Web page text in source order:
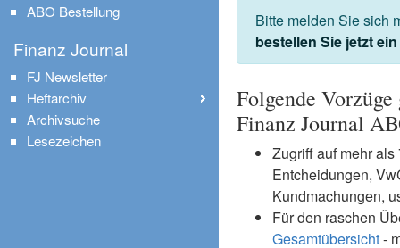
Bitte melden Sie sich
bestellen Sie jetzt
Folgende
Finanz Journal
Zugriff auf mehr
Entcheidungen,
Kundmachungen,
Für den raschen
Gesamtübersicht-
ABO Bestellung
Finanz Journal
FJ Newsletter
Heftarchiv
Archivsuche
Lesezeichen